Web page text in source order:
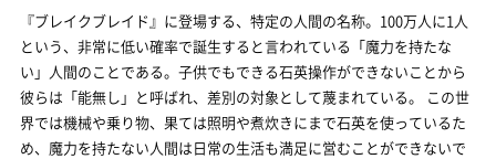
『ブレイクブレイド』に登場する、特定の人間の名称。100万人に1人
という、非常に低い確率で誕生すると言われている「魔力を持たな
い」人間のことである。子供でもできる石英操作ができないことから
彼らは「能無し」と呼ばれ、差別の対象として蔑まれている。 この世
界では機械や乗り物、果ては照明や煮炊きにまで石英を使っているた
め、魔力を持たない人間は日常の生活も満足に営むことができないで